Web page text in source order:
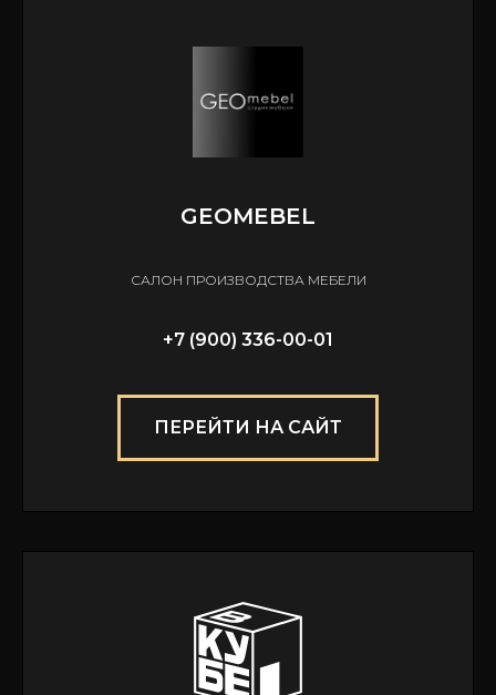
GEOMEBEL
САЛОН ПРОИЗВОДСТВА МЕБЕЛИ
+7 (900) 336-00-01
ПЕРЕЙТИ НА САЙТ